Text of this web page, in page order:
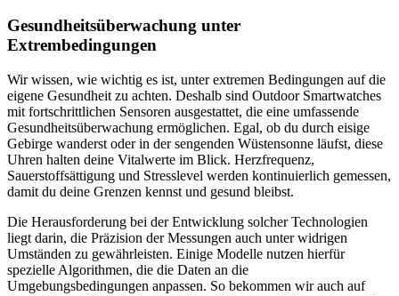
Gesundheitsüberwachung unter
Extrembedingungen
Wir wissen, wie wichtig es ist, unter extremen Bedingungen auf die
eigene Gesundheit zu achten. Deshalb sind Outdoor Smartwatches
mit fortschrittlichen Sensoren ausgestattet, die eine umfassende
Gesundheitsüberwachung ermöglichen. Egal, ob du durch eisige
Gebirge wanderst oder in der sengenden Wüstensonne läufst, diese
Uhren halten deine Vitalwerte im Blick. Herzfrequenz,
Sauerstoffsättigung und Stresslevel werden kontinuierlich gemessen,
damit du deine Grenzen kennst und gesund bleibst.
Die Herausforderung bei der Entwicklung solcher Technologien
liegt darin, die Präzision der Messungen auch unter widrigen
Umständen zu gewährleisten. Einige Modelle nutzen hierfür
spezielle Algorithmen, die die Daten an die
Umgebungsbedingungen anpassen. So bekommen wir auch auf